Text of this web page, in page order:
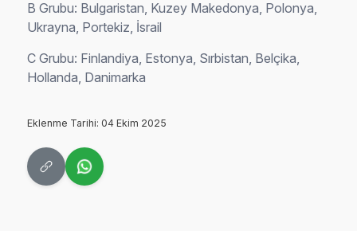
B Grubu: Bulgaristan, Kuzey Makedonya, Polonya,
Ukrayna, Portekiz, İsrail
C Grubu: Finlandiya, Estonya, Sırbistan, Belçika,
Hollanda, Danimarka
Eklenme Tarihi: 04 Ekim 2025